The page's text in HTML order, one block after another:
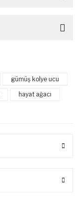
gümüş kolye ucu
hayat ağacı